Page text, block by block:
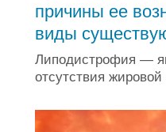
причины ее
виды
Липодистрофия —
отсутствия жировой